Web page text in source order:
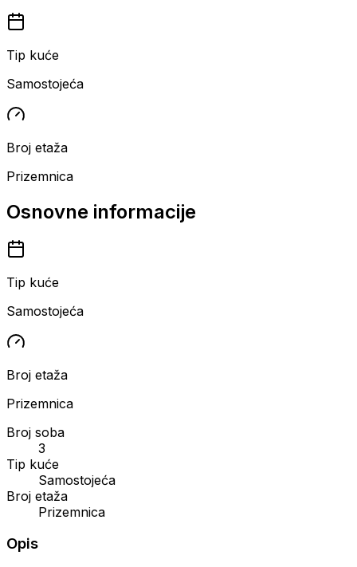
Tip kuće
Samostojeća
Broj etaža
Prizemnica
Osnovne informacije
Tip kuće
Samostojeća
Broj etaža
Prizemnica
Broj soba
3
Tip kuće
Samostojeća
Broj etaža
Prizemnica
Opis